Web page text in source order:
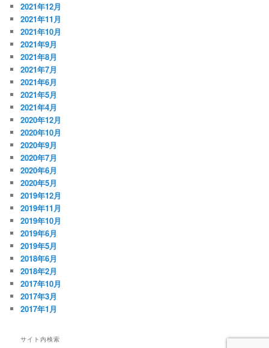
2021年12月
2021年11月
2021年10月
2021年9月
2021年8月
2021年7月
2021年6月
2021年5月
2021年4月
2020年12月
2020年10月
2020年9月
2020年7月
2020年6月
2020年5月
2019年12月
2019年11月
2019年10月
2019年6月
2019年5月
2018年6月
2018年2月
2017年10月
2017年3月
2017年1月
サイト内検索